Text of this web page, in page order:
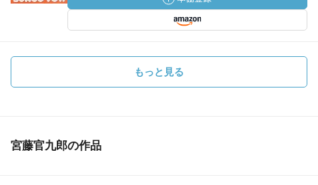
もっと見る
宮藤官九郎の作品